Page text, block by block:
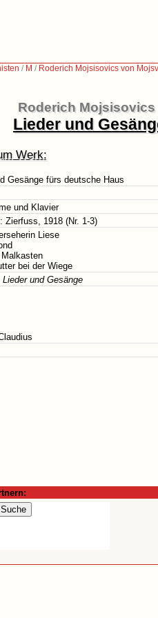
/ M / Roderich Mojsisovics von
Roderich Mojsisovics
Lieder und
Werk:
Gesänge fürs deutsche Haus
und Klavier
Zierfuss, 1918 (Nr. 1-3)
Liese
bei der Wiege
Lieder und Gesänge